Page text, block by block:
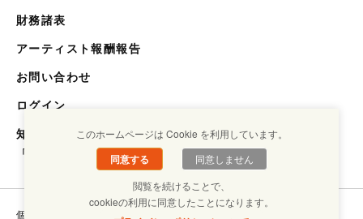
財務諸表
アーティスト報酬報告
お問い合わせ
ログイン
知らない世界を知るメディア
「キクエスト」
個人情報保護方針 コンプライアンスについて
このホームページは Cookie を利用しています。
同意する
同意しません
閲覧を続けることで、
cookieの利用に同意したことになります。